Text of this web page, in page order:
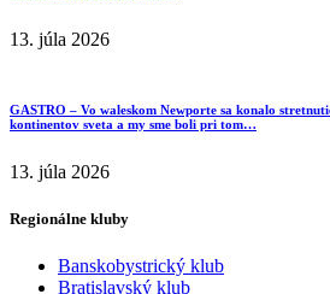
13. júla 2026
GASTRO – Vo waleskom Newporte sa konalo
kontinentov sveta a my sme boli pri tom…
13. júla 2026
Regionálne kluby
Banskobystrický klub
Bratislavský klub